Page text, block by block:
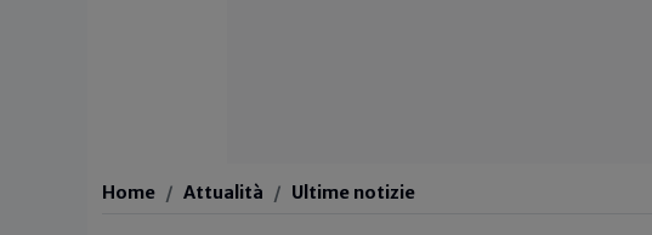
Home Attualità Ultime notizie